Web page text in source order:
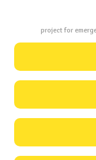
project for